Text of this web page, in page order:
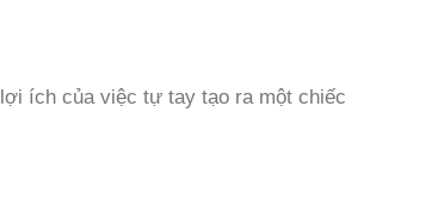
ích của việc tự tay tạo ra một chiếc